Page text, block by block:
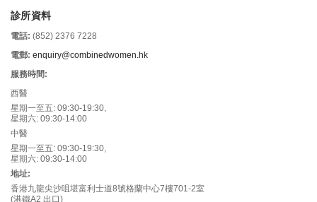
診所資料
電話: (852) 2376 7228
電郵: enquiry@combinedwomen.hk
服務時間:
西醫
星期一至五: 09:30-19:30,
星期六: 09:30-14:00
中醫
星期一至五: 09:30-19:30,
星期六: 09:30-14:00
地址:
香港九龍尖沙咀堪富利士道8號格蘭中心7樓701-2室
(港鐵A2 出口)